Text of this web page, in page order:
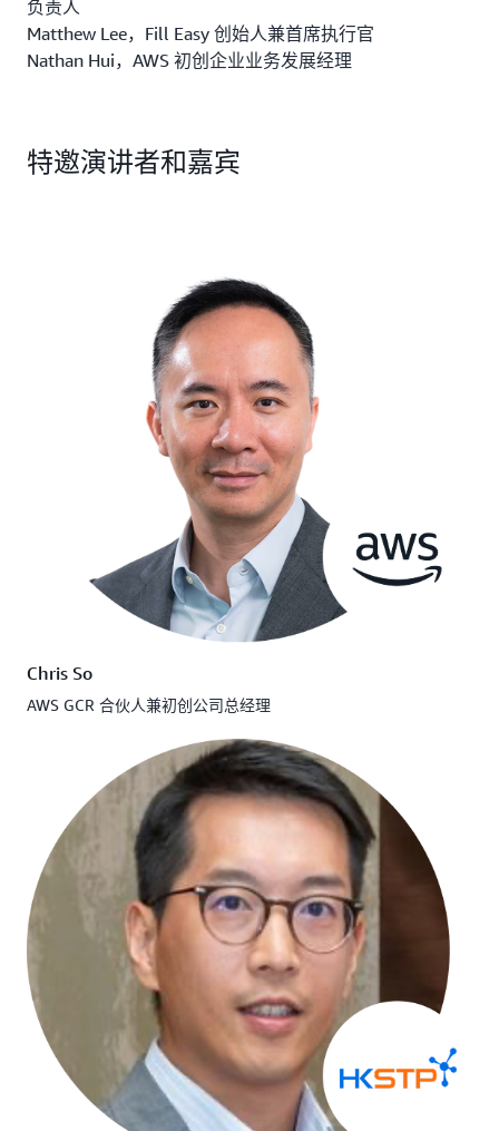
负责人
Matthew Lee，Fill Easy 创始人兼首席执行官
Nathan Hui，AWS 初创企业业务发展经理
特邀演讲者和嘉宾
Chris So
AWS GCR 合伙人兼初创公司总经理